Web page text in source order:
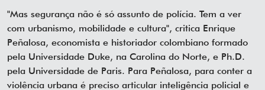
"Mas segurança não é só assunto de polícia. Tem a ver
com urbanismo, mobilidade e cultura", critica Enrique
Peñalosa, economista e historiador colombiano formado
pela Universidade Duke, na Carolina do Norte, e Ph.D.
pela Universidade de Paris. Para Peñalosa, para conter a
violência urbana é preciso articular inteligência policial e